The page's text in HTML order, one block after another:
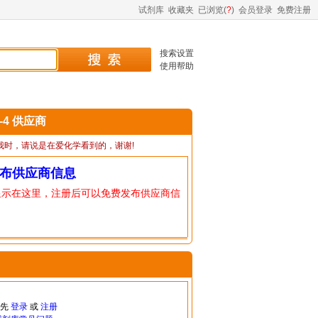
试剂库 收藏夹 已浏览(?) 会员登录 免费注册
搜索设置
使用帮助
供应商
时，请说是在爱化学看到的，谢谢!
供应商信息
在这里，注册后可以免费发布供应商信
登录或 注册